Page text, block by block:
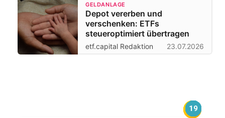
GELDANLAGE
Depot vererben und
verschenken: ETFs
steueroptimiert übertragen
etf.capital Redaktion 23.07.2026